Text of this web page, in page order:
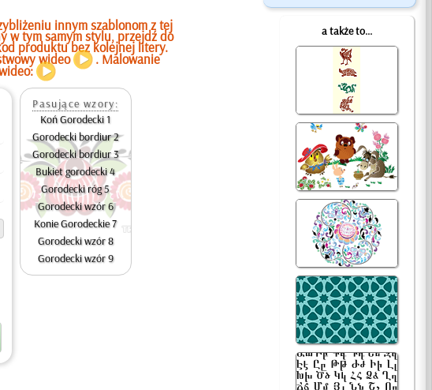
a także to...
innym szablonom z tej
w tym samym stylu, przejdź do
produktu bez kolejnej litery.
wideo . Malowanie
Pasujące wzory:
Koń Gorodecki 1
Gorodecki bordiur 2
Gorodecki bordiur 3
Bukiet gorodecki 4
Gorodecki róg 5
Gorodecki wzór 6
Konie Gorodeckie 7
Gorodecki wzór 8
Gorodecki wzór 9